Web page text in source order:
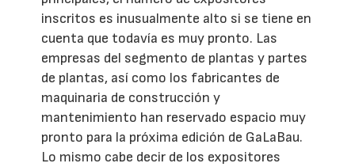
inscritos es inusualmente alto si se tiene en
cuenta que todavía es muy pronto. Las
empresas del segmento de plantas y partes
de plantas, así como los fabricantes de
maquinaria de construcción y
mantenimiento han reservado espacio muy
pronto para la próxima edición de GaLaBau.
Lo mismo cabe decir de los expositores